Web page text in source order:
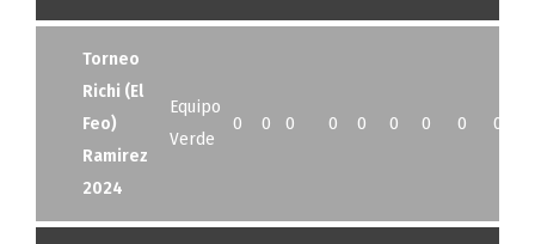
Torneo
Richi (El
Feo)
Ramirez
2024
Equipo
Verde
0 0 0 0 0 0 0 0 0